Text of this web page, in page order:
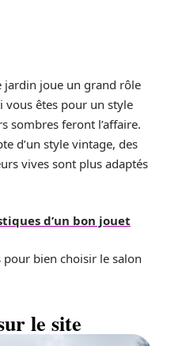
jardin joue un grand rôle
vous êtes pour un style
sombres feront l’affaire.
d’un style vintage, des
vives sont plus adaptés
d’un bon jouet
bien choisir le salon
le site